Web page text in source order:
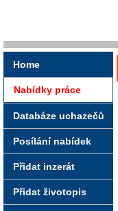
Home
Nabídky práce
Databáze uchazečů
Posílání nabídek
Přidat inzerát
Přidat životopis